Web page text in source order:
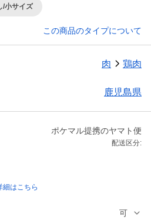
/小サイズ
この商品のタイプについて
肉 鶏肉
鹿児島県
ポケマル提携のヤマト便
配送区分:
はこちら
可